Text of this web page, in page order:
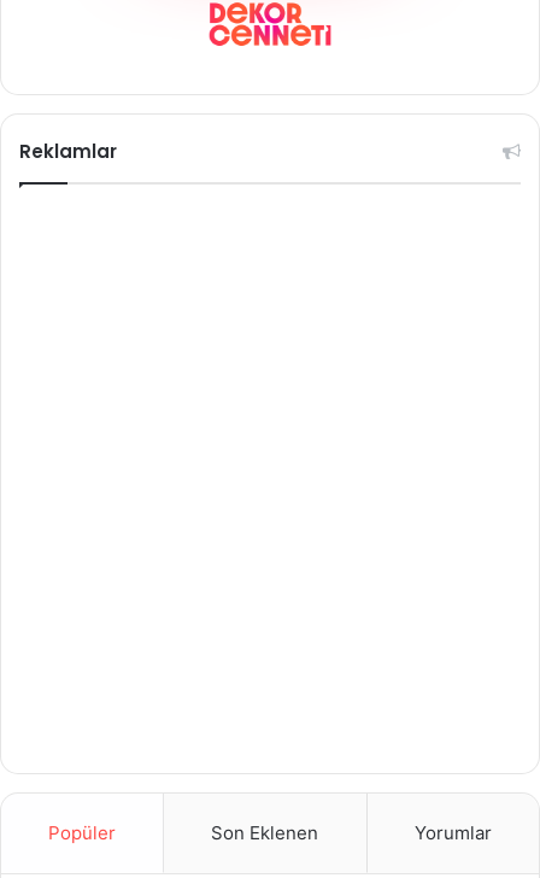
Reklamlar
Popüler Son Eklenen Yorumlar